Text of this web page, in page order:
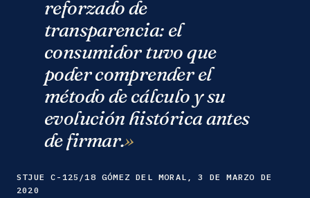
reforzado de
transparencia: el
consumidor tuvo que
poder comprender el
método de cálculo y su
evolución histórica antes
de firmar.
STJUE C-125/18 GÓMEZ DEL MORAL, 3 DE MARZO DE
2020